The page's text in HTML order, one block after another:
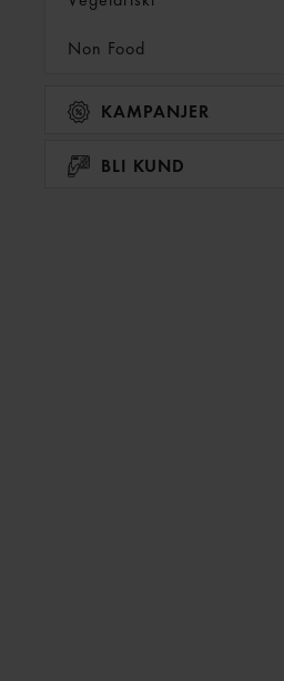
Non Food
KAMPANJER
BLI KUND